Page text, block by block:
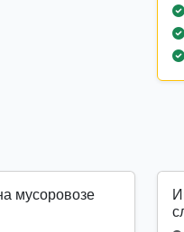
мусоровозе